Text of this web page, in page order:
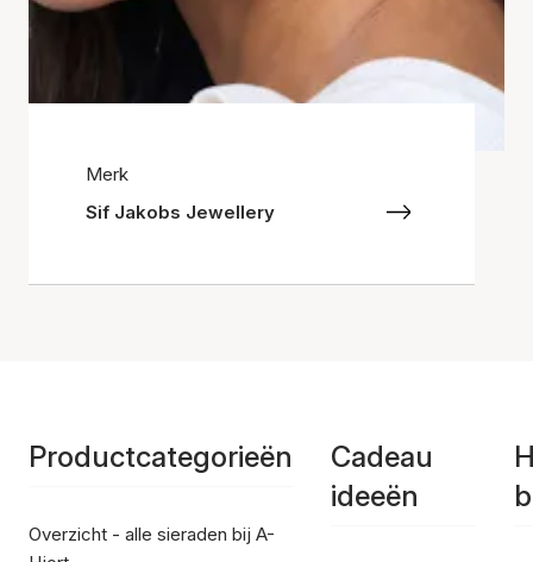
Merk
Sif Jakobs Jewellery
Productcategorieën
Overzicht - alle sieraden bij A-
Cadeau
ideeën